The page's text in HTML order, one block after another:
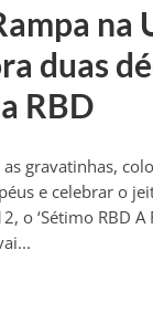
na
duas
RBD
gravatinhas,
e celebrar o
o ‘Sétimo RBD A